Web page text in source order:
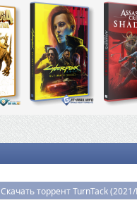
Скачать торрент TurnTack